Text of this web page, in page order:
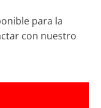
para la
con nuestro